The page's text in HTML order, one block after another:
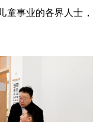
童事业的各界人士，